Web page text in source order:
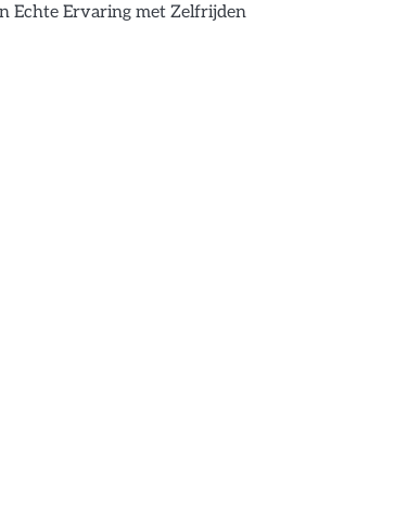
Echte Ervaring met Zelfrijden